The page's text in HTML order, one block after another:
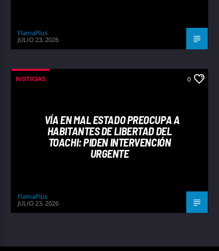
FlamaPlus
JULIO 23, 2026
NOTICIAS 0
VÍA EN MAL ESTADO PREOCUPA A
HABITANTES DE LIBERTAD DEL
TOACHI: PIDEN INTERVENCIÓN
URGENTE
FlamaPlus
JULIO 23, 2026